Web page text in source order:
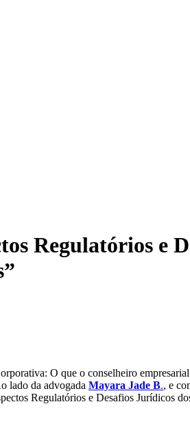
Regulatórios e
O que o conselheiro empresarial
lado da advogada Mayara Jade B., e
Regulatórios e Desafios Jurídicos